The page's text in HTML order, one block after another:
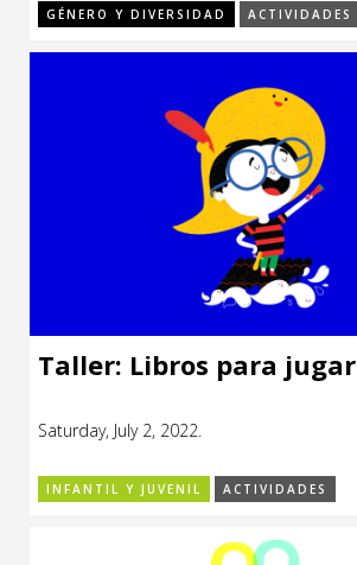
GÉNERO Y DIVERSIDAD ACTIVIDADES
Taller: Libros para jugar
Saturday, July 2, 2022.
INFANTIL Y JUVENIL ACTIVIDADES